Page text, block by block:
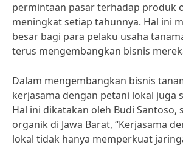
permintaan pasar terhadap produk
meningkat setiap tahunnya. Hal ini
besar bagi para pelaku usaha
terus mengembangkan bisnis
Dalam mengembangkan bisnis
kerjasama dengan petani lokal juga
Hal ini dikatakan oleh Budi Santoso,
organik di Jawa Barat, “Kerjasama
lokal tidak hanya memperkuat